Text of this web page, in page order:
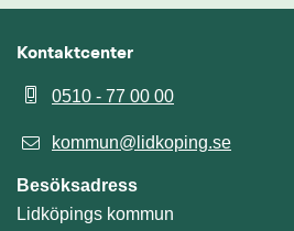
Kontaktcenter
0510 - 77 00 00
kommun@lidkoping.se
Besöksadress
Lidköpings kommun